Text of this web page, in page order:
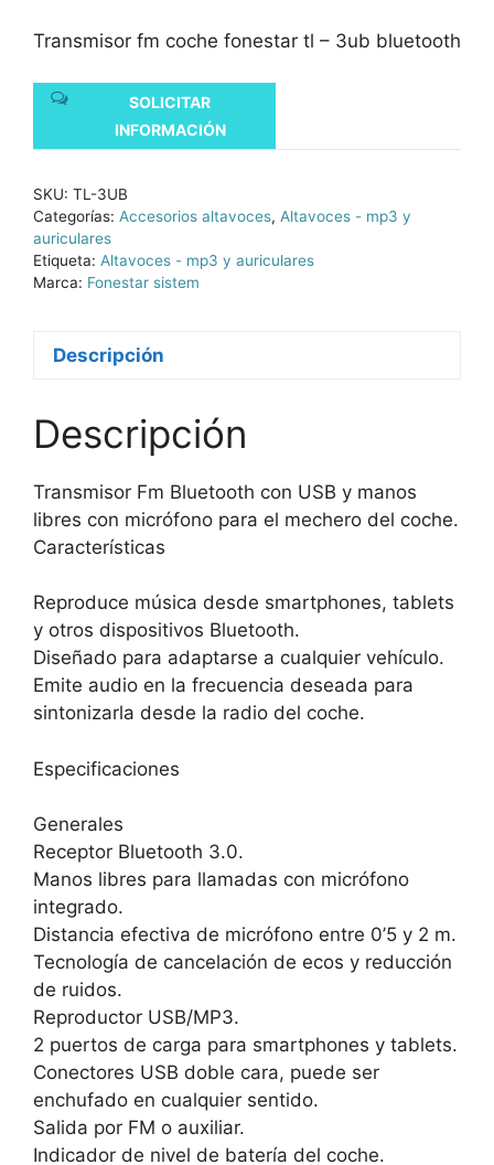
Transmisor fm coche fonestar tl – 3ub bluetooth
SOLICITAR
INFORMACIÓN
SKU: TL-3UB
Categorías: Accesorios altavoces, Altavoces - mp3 y
auriculares
Etiqueta: Altavoces - mp3 y auriculares
Marca: Fonestar sistem
Descripción
Descripción
Transmisor Fm Bluetooth con USB y manos
libres con micrófono para el mechero del coche.
Características
Reproduce música desde smartphones, tablets
y otros dispositivos Bluetooth.
Diseñado para adaptarse a cualquier vehículo.
Emite audio en la frecuencia deseada para
sintonizarla desde la radio del coche.
Especificaciones
Generales
Receptor Bluetooth 3.0.
Manos libres para llamadas con micrófono
integrado.
Distancia efectiva de micrófono entre 0’5 y 2 m.
Tecnología de cancelación de ecos y reducción
de ruidos.
Reproductor USB/MP3.
2 puertos de carga para smartphones y tablets.
Conectores USB doble cara, puede ser
enchufado en cualquier sentido.
Salida por FM o auxiliar.
Indicador de nivel de batería del coche.